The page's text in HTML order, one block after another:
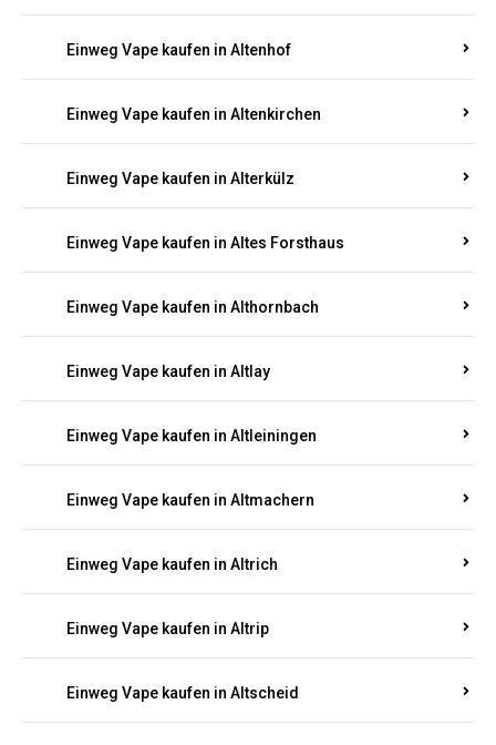
Einweg Vape kaufen in Altenhof
Einweg Vape kaufen in Altenkirchen
Einweg Vape kaufen in Alterkülz
Einweg Vape kaufen in Altes Forsthaus
Einweg Vape kaufen in Althornbach
Einweg Vape kaufen in Altlay
Einweg Vape kaufen in Altleiningen
Einweg Vape kaufen in Altmachern
Einweg Vape kaufen in Altrich
Einweg Vape kaufen in Altrip
Einweg Vape kaufen in Altscheid